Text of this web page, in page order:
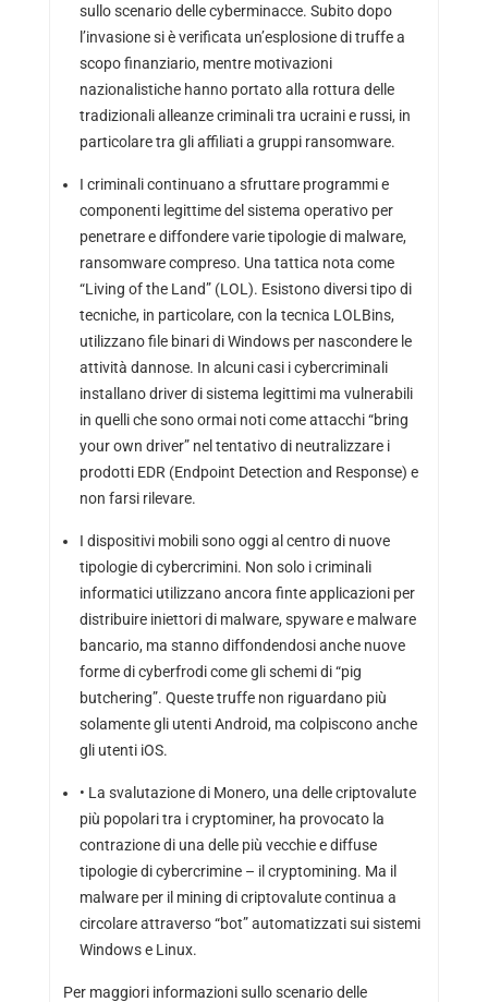
sullo scenario delle cyberminacce. Subito dopo
l’invasione si è verificata un’esplosione di truffe a
scopo finanziario, mentre motivazioni
nazionalistiche hanno portato alla rottura delle
tradizionali alleanze criminali tra ucraini e russi, in
particolare tra gli affiliati a gruppi ransomware.
I criminali continuano a sfruttare programmi e
componenti legittime del sistema operativo per
penetrare e diffondere varie tipologie di malware,
ransomware compreso. Una tattica nota come
“Living of the Land” (LOL). Esistono diversi tipo di
tecniche, in particolare, con la tecnica LOLBins,
utilizzano file binari di Windows per nascondere le
attività dannose. In alcuni casi i cybercriminali
installano driver di sistema legittimi ma vulnerabili
in quelli che sono ormai noti come attacchi “bring
your own driver” nel tentativo di neutralizzare i
prodotti EDR (Endpoint Detection and Response) e
non farsi rilevare.
I dispositivi mobili sono oggi al centro di nuove
tipologie di cybercrimini. Non solo i criminali
informatici utilizzano ancora finte applicazioni per
distribuire iniettori di malware, spyware e malware
bancario, ma stanno diffondendosi anche nuove
forme di cyberfrodi come gli schemi di “pig
butchering”. Queste truffe non riguardano più
solamente gli utenti Android, ma colpiscono anche
gli utenti iOS.
• La svalutazione di Monero, una delle criptovalute
più popolari tra i cryptominer, ha provocato la
contrazione di una delle più vecchie e diffuse
tipologie di cybercrimine – il cryptomining. Ma il
malware per il mining di criptovalute continua a
circolare attraverso “bot” automatizzati sui sistemi
Windows e Linux.
Per maggiori informazioni sullo scenario delle